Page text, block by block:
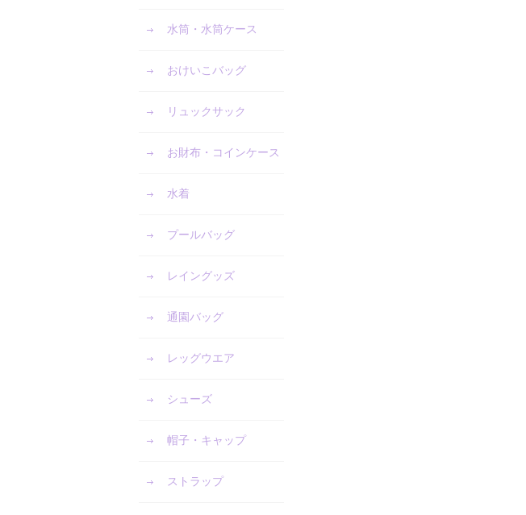
水筒・水筒ケース
おけいこバッグ
リュックサック
お財布・コインケース
水着
プールバッグ
レイングッズ
通園バッグ
レッグウエア
シューズ
帽子・キャップ
ストラップ